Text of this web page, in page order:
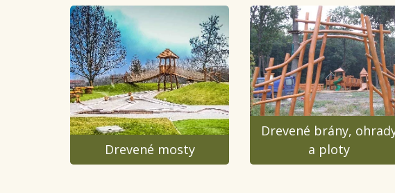
Drevené mosty
Drevené brány,
a ploty